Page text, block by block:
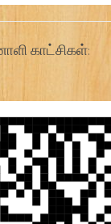
காட்சிகள்: